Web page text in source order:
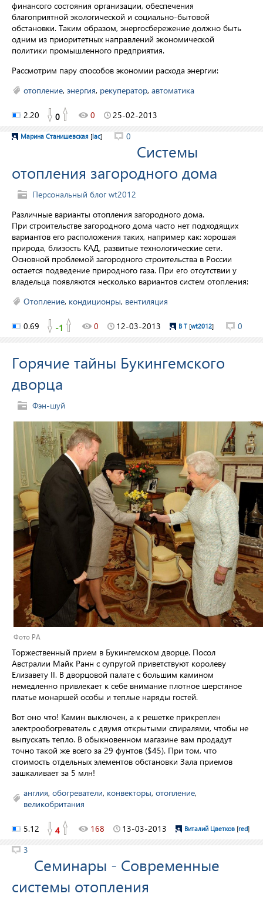
финансого состояния организации, обеспечения
благоприятной экологической и социально-бытовой
обстановки. Таким образом, энергосбережение должно быть
одним из приоритетных направлений экономической
политики промышленного предприятия.
Рассмотрим пару способов экономии расхода энергии:
отопление, энергия, рекуператор, автоматика
2.20 0 0 25-02-2013
Марина Станишевская [lac] 0
Системы
отопления загородного дома
Персональный блог wt2012
Различные варианты отопления загородного дома.
При строительстве загородного дома часто нет подходящих
вариантов его расположения таких, например как: хорошая
природа, близость КАД, развитые технологические сети.
Основной проблемой загородного строительства в России
остается подведение природного газа. При его отсутствии у
владельца появляются несколько вариантов систем отопления:
Отопление, кондиционры, вентиляция
0.69 -1 0 12-03-2013 В Т [wt2012] 0
Горячие тайны Букингемского
дворца
Фэн-шуй
Фото PA
Торжественный прием в Букингемском дворце. Посол
Австралии Майк Ранн с супругой приветствуют королеву
Елизавету II. В дворцовой палате с большим камином
немедленно привлекает к себе внимание плотное шерстяное
платье монаршей особы и теплые наряды гостей.
Вот оно что! Камин выключен, а к решетке прикреплен
электрообогреватель с двумя открытыми спиралями, чтобы не
выпускать тепло. В обыкновенном магазине вам продадут
точно такой же всего за 29 фунтов ($45). При том, что
стоимость отдельных элементов обстановки Зала приемов
зашкаливает за 5 млн!
англия, обогреватели, конвекторы, отопление,
великобритания
5.12 4 168 13-03-2013 Виталий Цветков [red]
3
Семинары - Современные
системы отопления